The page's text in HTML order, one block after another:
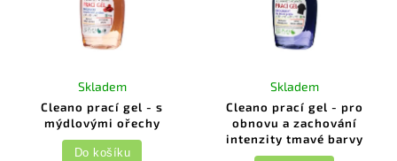
Cleano prací gel - s
mýdlovými ořechy
Skladem
Do košíku
Cleano prací gel - pro
obnovu a zachování
intenzity tmavé barvy
Skladem